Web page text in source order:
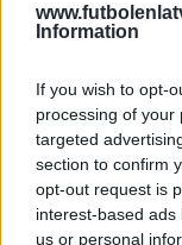
Information
If you wish to opt-
processing of your
targeted
section to confirm
opt-out request is
interest-based
us or personal